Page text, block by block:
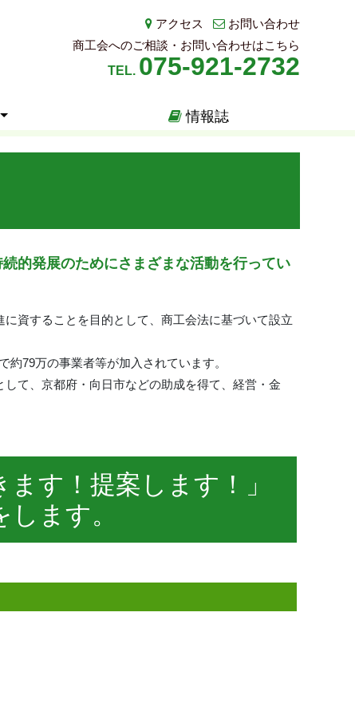
アクセス
お問い合わせ
商工会へのご相談・お問い合わせはこちら
TEL. 075-921-2732
情報誌
的発展のためにさまざまな活動を行ってい
資することを目的として、商工会法に基づいて設立
79万の事業者等が加入されています。
て、京都府・向日市などの助成を得て、経営・金
す！提案します！」
ます。